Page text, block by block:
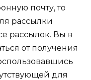
почту, то
рассылки
рассылок. Вы в
от получения
для